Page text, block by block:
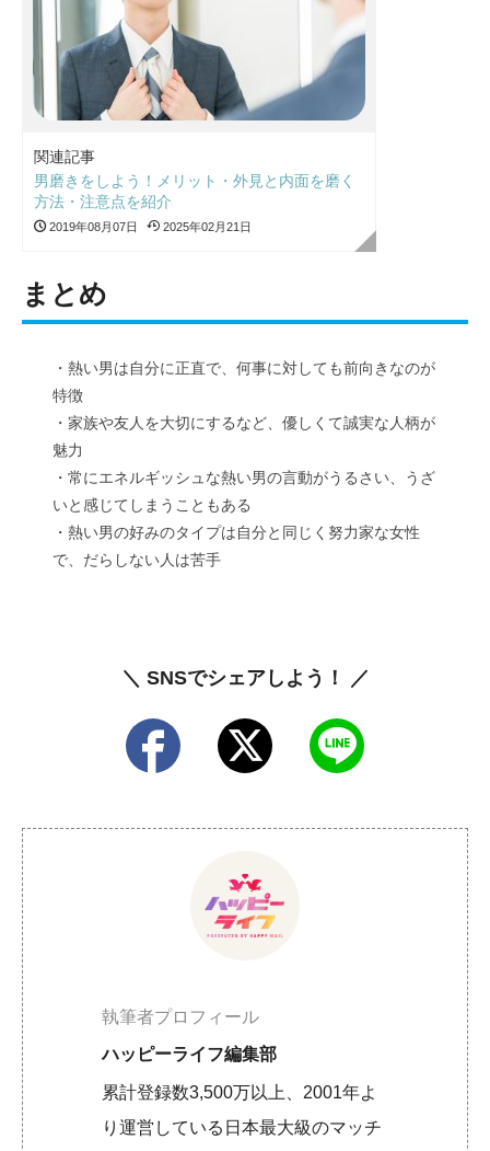
関連記事
男磨きをしよう！メリット・外見と内面を磨く
方法・注意点を紹介
2019年08月07日 2025年02月21日
まとめ
・熱い男は自分に正直で、何事に対しても前向きなのが
特徴
・家族や友人を大切にするなど、優しくて誠実な人柄が
魅力
・常にエネルギッシュな熱い男の言動がうるさい、うざ
いと感じてしまうこともある
・熱い男の好みのタイプは自分と同じく努力家な女性
で、だらしない人は苦手
＼ SNSでシェアしよう！ ／
執筆者プロフィール
ハッピーライフ編集部
累計登録数3,500万以上、2001年よ
り運営している日本最大級のマッチ